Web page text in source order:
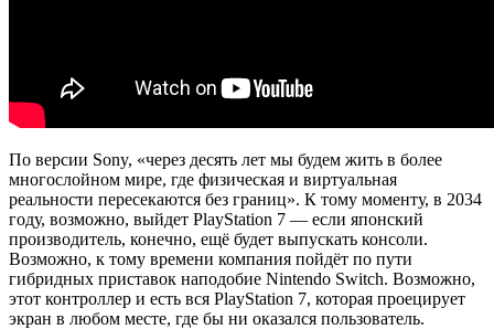
По версии Sony, «через десять лет мы будем жить в более
многослойном мире, где физическая и виртуальная
реальности пересекаются без границ». К тому моменту, в 2034
году, возможно, выйдет PlayStation 7 — если японский
производитель, конечно, ещё будет выпускать консоли.
Возможно, к тому времени компания пойдёт по пути
гибридных приставок наподобие Nintendo Switch. Возможно,
этот контроллер и есть вся PlayStation 7, которая проецирует
экран в любом месте, где бы ни оказался пользователь.